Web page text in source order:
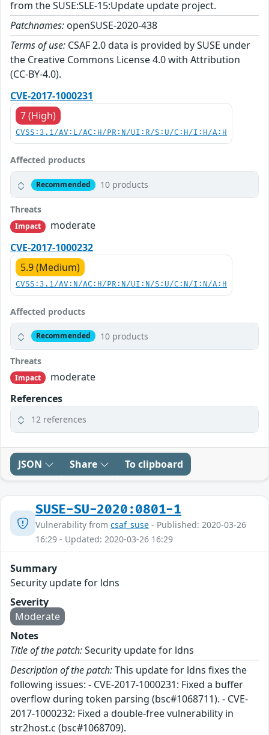
from the SUSE:SLE-15:Update update project.
Patchnames: openSUSE-2020-438
Terms of use: CSAF 2.0 data is provided by SUSE under
the Creative Commons License 4.0 with Attribution
(CC-BY-4.0).
CVE-2017-1000231
7 (High)
CVSS:3.1/AV:L/AC:H/PR:N/UI:R/S:U/C:H/I:H/A:H
Affected products
Recommended 10 products
Threats
Impact
moderate
CVE-2017-1000232
5.9 (Medium)
CVSS:3.1/AV:N/AC:H/PR:N/UI:N/S:U/C:N/I:N/A:H
Affected products
Recommended 10 products
Threats
Impact
moderate
References
12 references
JSON Share To clipboard
SUSE-SU-2020:0801-1
Vulnerability from csaf_suse - Published: 2020-03-26
16:29 - Updated: 2020-03-26 16:29
Summary
Security update for ldns
Severity
Moderate
Notes
Title of the patch:Security update for ldns
Description of the patch:This update for ldns fixes the
following issues: - CVE-2017-1000231: Fixed a buffer
overflow during token parsing (bsc#1068711). - CVE-
2017-1000232: Fixed a double-free vulnerability in
str2host.c (bsc#1068709).